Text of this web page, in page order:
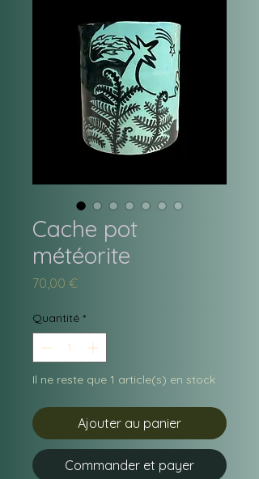
Cache pot
météorite
70,00 €Prix
Quantité *
Il ne reste que 1 article(s) en stock
Ajouter au panier
Commander et payer